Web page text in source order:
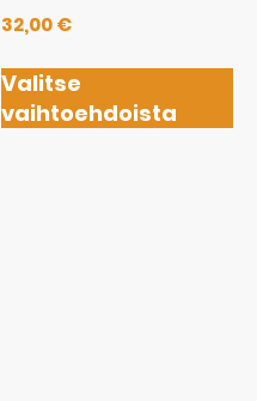
32,00€
Valitse
vaihtoehdoista